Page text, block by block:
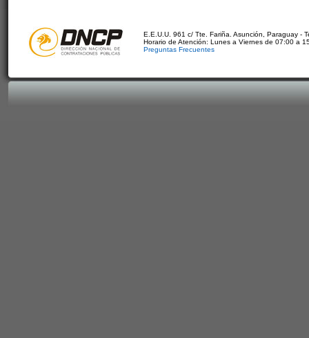
E.E.U.U. 961 c/ Tte. Fariña. Asunción, Paraguay -
Horario de Atención: Lunes a Viernes de 07:00 a
Preguntas Frecuentes